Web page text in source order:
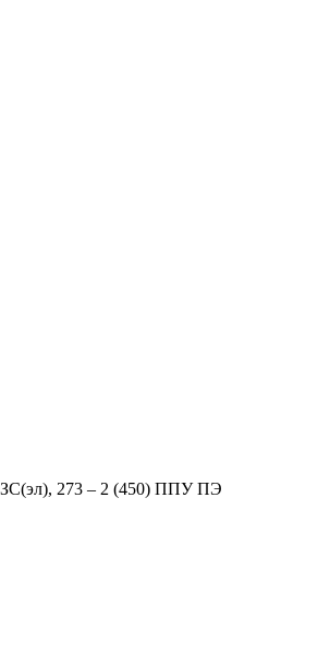
273 – 2 (450) ППУ ПЭ